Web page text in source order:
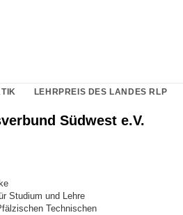
LEHRPREIS DES LANDES RLP
Südwest e.V.
Studium und Lehre
Technischen